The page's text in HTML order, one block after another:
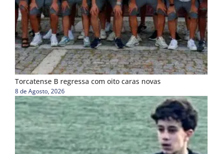
Torcatense B regressa com oito caras novas
8 de Agosto, 2026